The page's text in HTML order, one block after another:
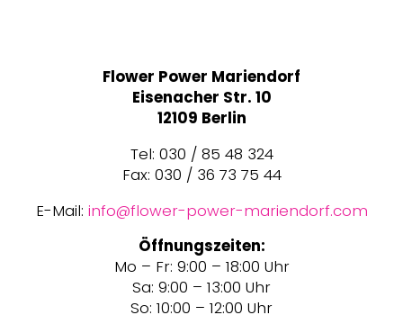
Flower Power Mariendorf
Eisenacher Str. 10
12109 Berlin
Tel: 030 / 85 48 324
Fax: 030 / 36 73 75 44
E-Mail: info@flower-power-mariendorf.com
Öffnungszeiten:
Mo – Fr: 9:00 – 18:00 Uhr
Sa: 9:00 – 13:00 Uhr
So: 10:00 – 12:00 Uhr